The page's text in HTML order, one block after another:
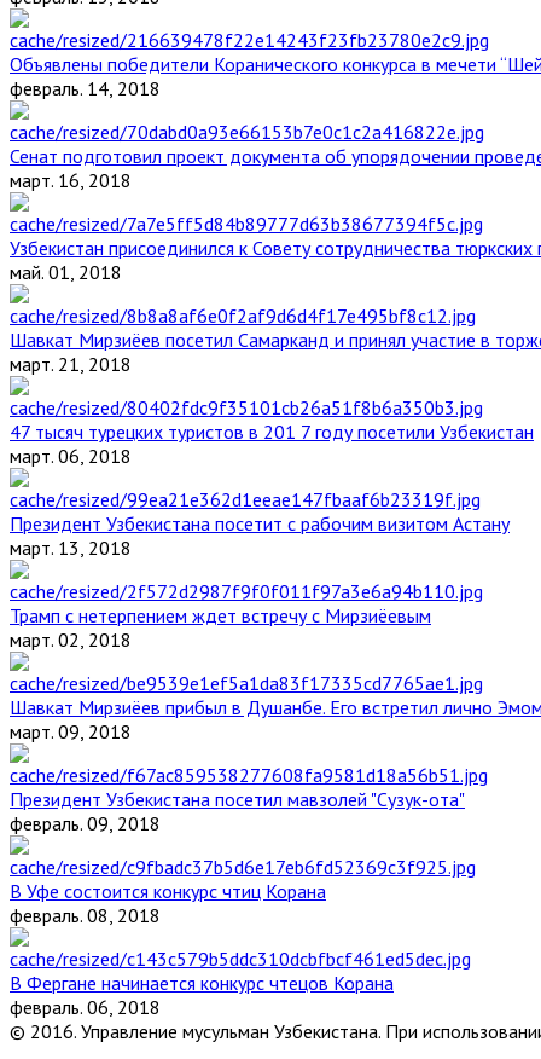
Объявлены победители Коранического конкурса в мечети
февраль. 14, 2018
Сенат подготовил проект документа об упорядочении
март. 16, 2018
Узбекистан присоединился к Совету сотрудничества тюркских
май. 01, 2018
Шавкат Мирзиёев посетил Самарканд и принял участие в
март. 21, 2018
47 тысяч турецких туристов в 201 7 году посетили Узбекистан
март. 06, 2018
Президент Узбекистана посетит с рабочим визитом Астану
март. 13, 2018
Трамп с нетерпением ждет встречу с Мирзиёевым
март. 02, 2018
Шавкат Мирзиёев прибыл в Душанбе. Его встретил лично
март. 09, 2018
Президент Узбекистана посетил мавзолей "Сузук-ота"
февраль. 09, 2018
В Уфе состоится конкурс чтиц Корана
февраль. 08, 2018
В Фергане начинается конкурс чтецов Корана
февраль. 06, 2018
© 2016. Управление мусульман Узбекистана. При